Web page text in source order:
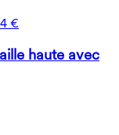
€
haute avec